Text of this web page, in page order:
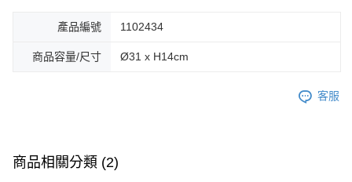
產品編號 1102434
商品容量/尺寸 Ø31 x H14cm
客服
商品相關分類 (2)